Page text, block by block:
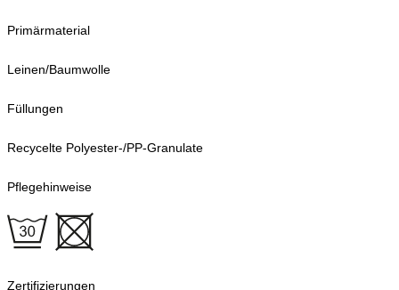
Primärmaterial
Leinen/Baumwolle
Füllungen
Recycelte Polyester-/PP-Granulate
Pflegehinweise
Zertifizierungen